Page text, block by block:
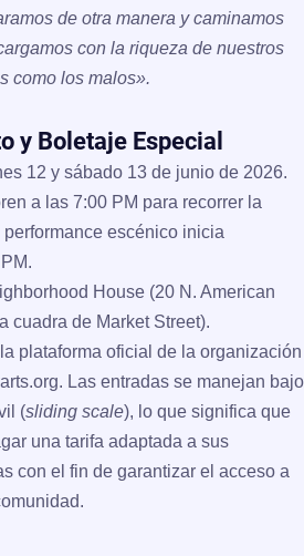
de otra manera y caminamos
con la riqueza de nuestros
como los malos».
y Boletaje Especial
12 y sábado 13 de junio de 2026.
a las 7:00 PM para recorrer la
escénico inicia
.
House (20 N. American
cuadra de Market Street).
plataforma oficial de la organización
. Las entradas se manejan bajo
(sliding scale), lo que significa que
una tarifa adaptada a sus
con el fin de garantizar el acceso a